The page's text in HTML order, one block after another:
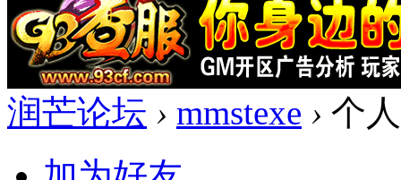
润芒论坛 › mmstexe › 个